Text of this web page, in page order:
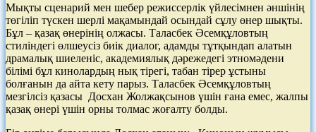
Мықты сценарий мен шебер режиссерлік үйлесімнен әншінің
төгіліп түскен шерлі мақамындай осындай сұлу өнер шықты.
Бұл – қазақ өнерінің олжасы. Таласбек Әсемқұловтың
стиліндегі өлшеусіз биік диалог, адамды тұтқындап алатын
драмалық шиеленіс, академиялық дәрежедегі этномәдени
білімі бұл кинолардың нық тірегі, табан тірер ұстыны
болғанын да айта кету парыз. Таласбек Әсемқұловтың
мезгілсіз қазасы Досхан Жолжақсынов үшін ғана емес, жалпы
қазақ өнері үшін орны толмас жоғалту болды.